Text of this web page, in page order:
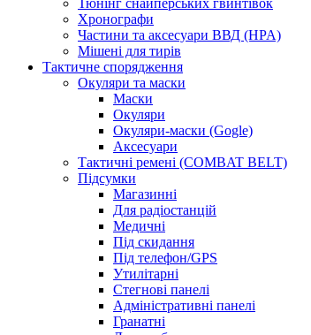
Тюнінг снайперських гвинтівок
Хронографи
Частини та аксесуари ВВД (HPA)
Мішені для тирів
Тактичне спорядження
Окуляри та маски
Маски
Окуляри
Окуляри-маски (Gogle)
Аксесуари
Тактичні ремені (COMBAT BELT)
Підсумки
Магазинні
Для радіостанцій
Медичні
Під скидання
Під телефон/GPS
Утилітарні
Стегнові панелі
Адміністративні панелі
Гранатні